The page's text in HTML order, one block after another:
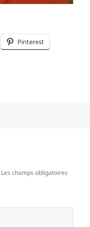
Pinterest
Les champs obligatoires